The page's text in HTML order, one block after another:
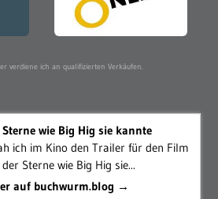
verdiene ich an qualifizierten Verkäufen.
Sterne wie Big Hig sie kannte
ich im Kino den Trailer für den Film
Sterne wie Big Hig sie...
auf buchwurm.blog →